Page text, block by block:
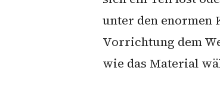
unter den enormen
Vorrichtung dem
wie das Material